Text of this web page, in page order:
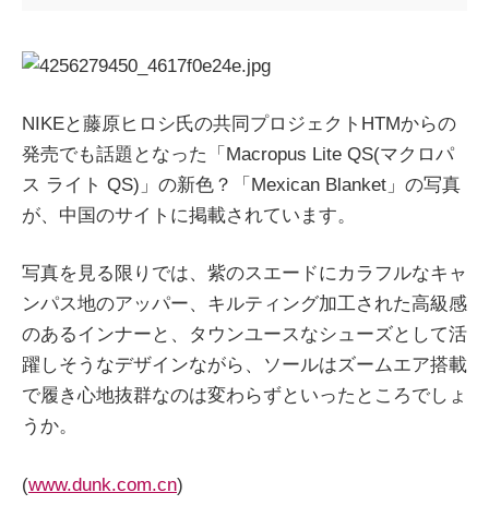
NIKEと藤原ヒロシ氏の共同プロジェクトHTMからの
発売でも話題となった「Macropus Lite QS(マクロパ
ス ライト QS)」の新色？「Mexican Blanket」の写真
が、中国のサイトに掲載されています。
写真を見る限りでは、紫のスエードにカラフルなキャ
ンパス地のアッパー、キルティング加工された高級感
のあるインナーと、タウンユースなシューズとして活
躍しそうなデザインながら、ソールはズームエア搭載
で履き心地抜群なのは変わらずといったところでしょ
うか。
(www.dunk.com.cn)